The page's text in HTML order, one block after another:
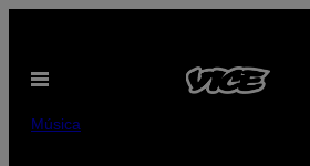
contenido
Abrir
Música